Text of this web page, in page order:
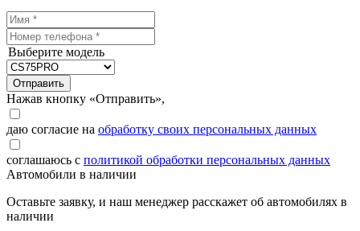
Выберите модель
Отправить
Нажав кнопку «Отправить»,
даю согласие на обработку своих персональных данных
соглашаюсь с политикой обработки персональных данных
Автомобили в наличии
Оставьте заявку, и наш менеджер расскажет об автомобилях в
наличии